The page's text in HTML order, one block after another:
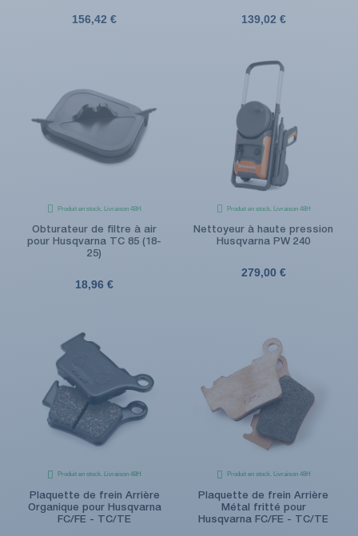
156,42 € 139,02 €
Produit en stock. Livraison 48H
Obturateur de filtre à air
pour Husqvarna TC 85 (18-
25)
18,96 €
Produit en stock. Livraison 48H
Nettoyeur à haute pression
Husqvarna PW 240
279,00 €
Produit en stock. Livraison 48H
Plaquette de frein Arrière
Organique pour Husqvarna
FC/FE - TC/TE
Produit en stock. Livraison 48H
Plaquette de frein Arrière
Métal fritté pour
Husqvarna FC/FE - TC/TE